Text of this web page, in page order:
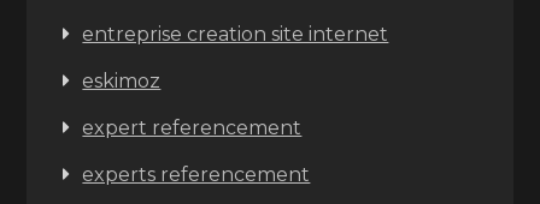
entreprise creation site internet
eskimoz
expert referencement
experts referencement